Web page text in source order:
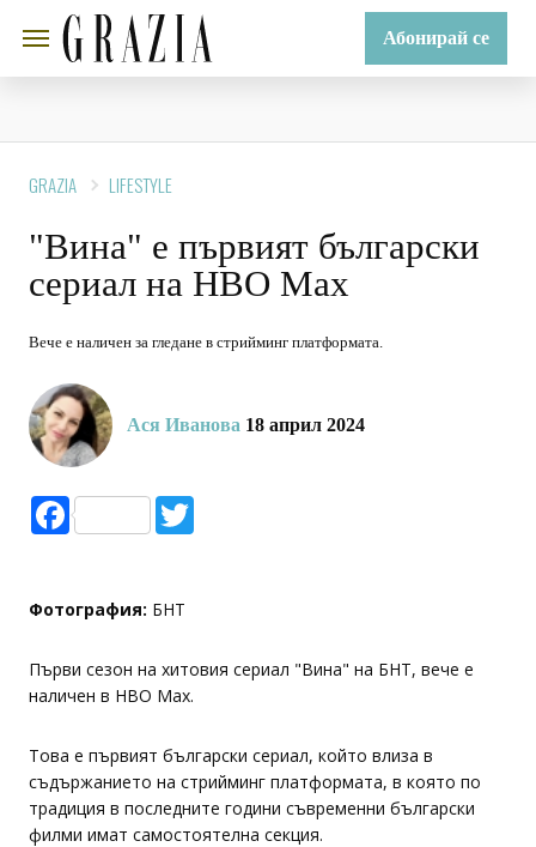
Абонирай се
GRAZIA LIFESTYLE
"Вина" е първият български
сериал на HBO Max
Вече е наличен за гледане в стрийминг платформата.
Ася Иванова 18 април 2024
Facebook
Фотография: БНТ
Първи сезон на хитовия сериал "Вина" на БНТ, вече е
наличен в HBO Max.
Това е първият български сериал, който влиза в
съдържанието на стрийминг платформата, в която по
традиция в последните години съвременни български
филми имат самостоятелна секция.